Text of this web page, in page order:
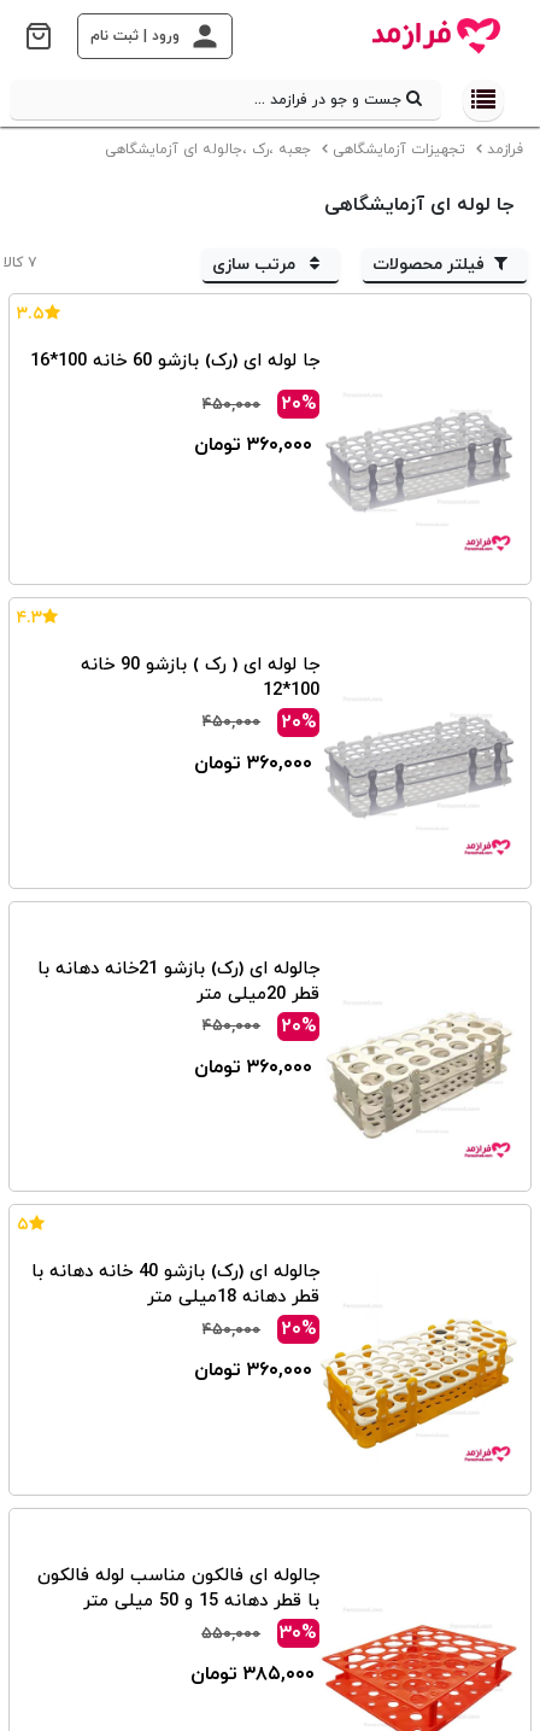
ورود | ثبت نام
جست و جو در فرازمد ...
فرازمد تجهیزات آزمایشگاهی جعبه ،رک ،جالوله ای آزمایشگاهی
جا لوله ای آزمایشگاهی
فیلتر محصولات مرتب سازی ۷ کالا
جا لوله ای (رک) بازشو 60 خانه 100*16
۲۰% ۴۵۰,۰۰۰
۳۶۰,۰۰۰ تومان
۳.۵
جا لوله ای ( رک ) بازشو 90 خانه
100*12
۲۰% ۴۵۰,۰۰۰
۳۶۰,۰۰۰ تومان
۴.۳
جالوله ای (رک) بازشو 21خانه دهانه با
قطر 20میلی متر
۲۰% ۴۵۰,۰۰۰
۳۶۰,۰۰۰ تومان
جالوله ای (رک) بازشو 40 خانه دهانه با
قطر دهانه 18میلی متر
۲۰% ۴۵۰,۰۰۰
۳۶۰,۰۰۰ تومان
۵
جالوله ای فالکون مناسب لوله فالکون
با قطر دهانه 15 و 50 میلی متر
۳۰% ۵۵۰,۰۰۰
۳۸۵,۰۰۰ تومان